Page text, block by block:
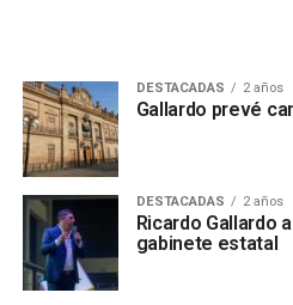
DESTACADAS 2 años
Gallardo prevé
DESTACADAS 2 años
Ricardo Gallardo
gabinete estatal